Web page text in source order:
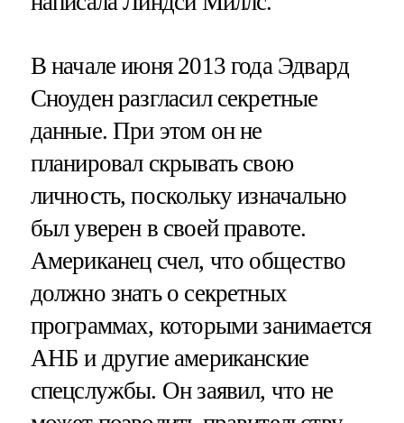
В начале июня 2013 года Эдвард
Сноуден разгласил секретные
данные. При этом он не
планировал скрывать свою
личность, поскольку изначально
был уверен в своей правоте.
Американец счел, что общество
должно знать о секретных
программах, которыми занимается
АНБ и другие американские
спецслужбы. Он заявил, что не